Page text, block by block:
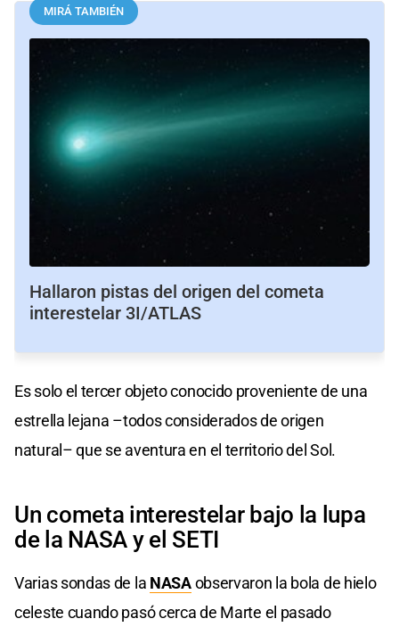
MIRÁ TAMBIÉN
Hallaron pistas del origen del cometa
interestelar 3I/ATLAS
Es solo el tercer objeto conocido proveniente de una
estrella lejana –todos considerados de origen
natural– que se aventura en el territorio del Sol.
Un cometa interestelar bajo la lupa
de la NASA y el SETI
Varias sondas de la NASAobservaron la bola de hielo
celeste cuando pasó cerca de Marte el pasado